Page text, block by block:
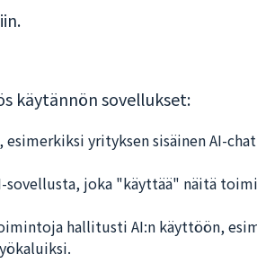
käytännön sovellukset:
yrityksen sisäinen AI-
sovellusta, joka "käyttää" näitä
hallitusti AI:n käyttöön,